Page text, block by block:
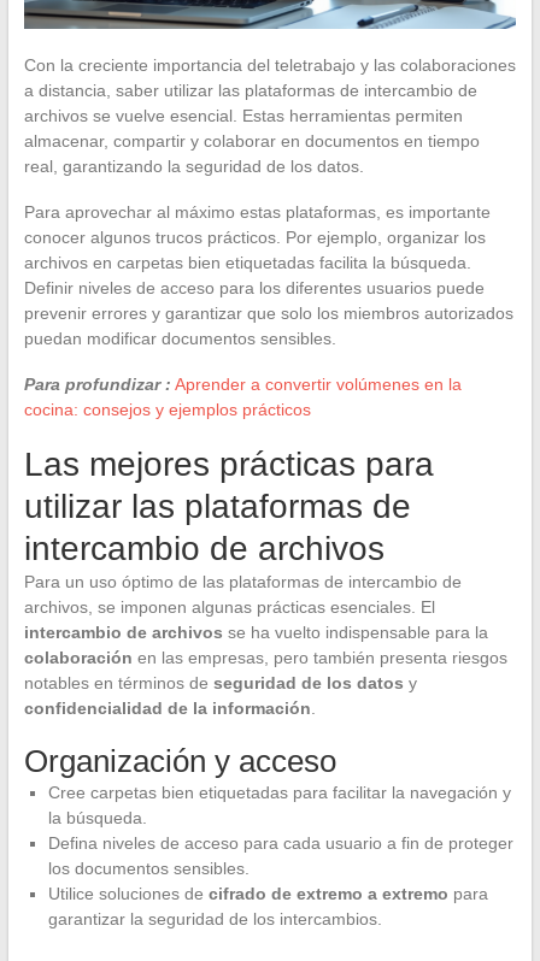
Con la creciente importancia del teletrabajo y las colaboraciones
a distancia, saber utilizar las plataformas de intercambio de
archivos se vuelve esencial. Estas herramientas permiten
almacenar, compartir y colaborar en documentos en tiempo
real, garantizando la seguridad de los datos.
Para aprovechar al máximo estas plataformas, es importante
conocer algunos trucos prácticos. Por ejemplo, organizar los
archivos en carpetas bien etiquetadas facilita la búsqueda.
Definir niveles de acceso para los diferentes usuarios puede
prevenir errores y garantizar que solo los miembros autorizados
puedan modificar documentos sensibles.
Para profundizar : Aprender a convertir volúmenes en la
cocina: consejos y ejemplos prácticos
Las mejores prácticas para
utilizar las plataformas de
intercambio de archivos
Para un uso óptimo de las plataformas de intercambio de
archivos, se imponen algunas prácticas esenciales. El
intercambio de archivos se ha vuelto indispensable para la
colaboración en las empresas, pero también presenta riesgos
notables en términos de seguridad de los datos y
confidencialidad de la información
Organización y acceso
Cree carpetas bien etiquetadas para facilitar la navegación y
la búsqueda.
Defina niveles de acceso para cada usuario a fin de proteger
los documentos sensibles.
Utilice soluciones de cifrado de extremo a extremo para
garantizar la seguridad de los intercambios.